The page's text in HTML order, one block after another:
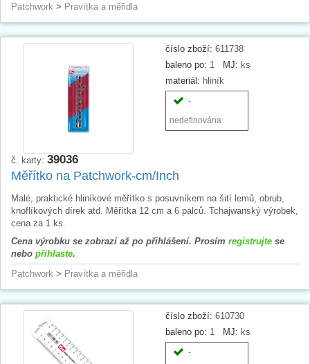
Patchwork > Pravítka a měřidla
číslo zboží: 611738
baleno po: 1 MJ: ks
materiál: hliník
-
nedefinována
č. karty: 39036
Měřítko na Patchwork-cm/Inch
Malé, praktické hliníkové měřítko s posuvníkem na šití lemů, obrub,
knoflíkových dírek atd. Měřítka 12 cm a 6 palců. Tchajwanský výrobek,
cena za 1 ks.
Cena výrobku se zobrazí až po přihlášení. Prosím registrujte se
nebo přihlaste.
Patchwork > Pravítka a měřidla
číslo zboží: 610730
baleno po: 1 MJ: ks
-